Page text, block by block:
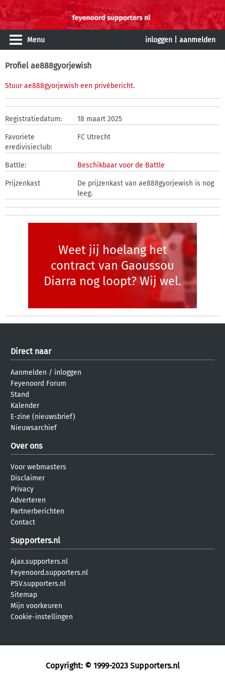
Menu inloggen aanmelden
Profiel ae888gyorjewish
Stuur ae888gyorjewish een privébericht.
Registratiedatum: 18 maart 2025
Favoriete
eredivisieclub:
FC Utrecht
Battle: Beschikbaar voor de Battle
Prijzenkast
De prijzenkast van ae888gyorjewish is nog
leeg.
Weet jij hoelang het
contract van Gaoussou
Diarra nog loopt? Wij wel.
Direct naar
Aanmelden / inloggen
Feyenoord Forum
Stand
Kalender
E-zine (nieuwsbrief)
Nieuwsarchief
Over ons
Voor webmasters
Disclaimer
Privacy
Adverteren
Partnerberichten
Contact
Supporters.nl
Ajax.supporters.nl
Feyenoord.supporters.nl
PSV.supporters.nl
Sitemap
Mijn voorkeuren
Cookie-instellingen
Copyright: © 1999-2023 Supporters.nl